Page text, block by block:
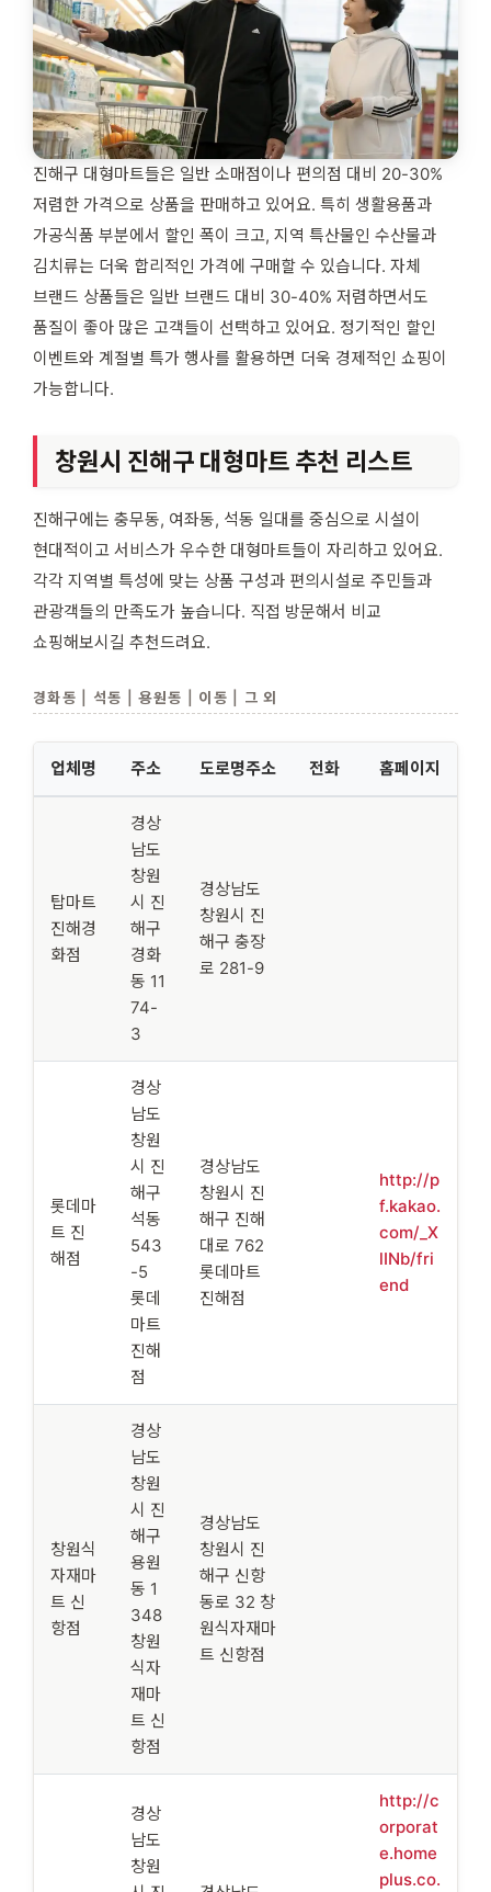
진해구 대형마트들은 일반 소매점이나 편의점 대비 20-30%
저렴한 가격으로 상품을 판매하고 있어요. 특히 생활용품과
가공식품 부분에서 할인 폭이 크고, 지역 특산물인 수산물과
김치류는 더욱 합리적인 가격에 구매할 수 있습니다. 자체
브랜드 상품들은 일반 브랜드 대비 30-40% 저렴하면서도
품질이 좋아 많은 고객들이 선택하고 있어요. 정기적인 할인
이벤트와 계절별 특가 행사를 활용하면 더욱 경제적인 쇼핑이
가능합니다.
창원시 진해구 대형마트 추천 리스트
진해구에는 충무동, 여좌동, 석동 일대를 중심으로 시설이
현대적이고 서비스가 우수한 대형마트들이 자리하고 있어요.
각각 지역별 특성에 맞는 상품 구성과 편의시설로 주민들과
관광객들의 만족도가 높습니다. 직접 방문해서 비교
쇼핑해보시길 추천드려요.
경화동 | 석동 | 용원동 | 이동 | 그 외
업체명 주소 도로명주소 전화 홈페이지
탑마트
진해경
화점
경상
남도
창원
시 진
해구
경화
동 11
74-
3
경상남도
창원시 진
해구 충장
로 281-9
롯데마
트 진
해점
경상
남도
창원
시 진
해구
석동
543
-5
롯데
마트
진해
점
경상남도
창원시 진
해구 진해
대로 762
롯데마트
진해점
http://p
f.kakao.
com/_X
lINb/fri
end
창원식
자재마
트 신
항점
경상
남도
창원
시 진
해구
용원
동 1
348
창원
식자
재마
트 신
항점
경상남도
창원시 진
해구 신항
동로 32 창
원식자재마
트 신항점
경상
남도
창원
http://c
orporat
e.home
plus.co.